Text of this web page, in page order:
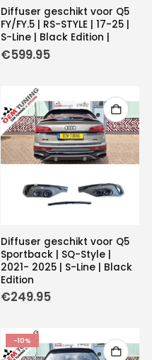
Diffuser geschikt voor Q5
FY/FY.5 | RS-STYLE | 17-25 |
S-Line | Black Edition |
€599.95
Diffuser geschikt voor Q5
Sportback | SQ-Style |
2021- 2025 | S-Line | Black
Edition
€249.95
-10%